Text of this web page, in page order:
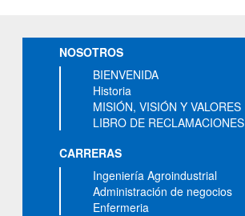
NOSOTROS
BIENVENIDA
Historia
MISIÓN, VISIÓN Y VALORES
LIBRO DE RECLAMACIONES
CARRERAS
Ingeniería Agroindustrial
Administración de negocios
Enfermeria